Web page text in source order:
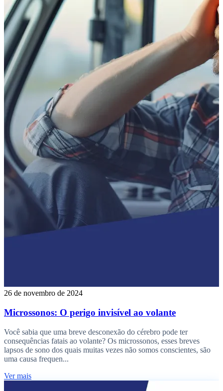
26 de novembro de 2024
Microssonos: O perigo invisível ao volante
Você sabia que uma breve desconexão do cérebro pode ter
consequências fatais ao volante? Os microssonos, esses breves
lapsos de sono dos quais muitas vezes não somos conscientes, são
uma causa frequen...
Ver mais